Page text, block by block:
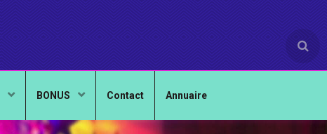
BONUS Contact Annuaire